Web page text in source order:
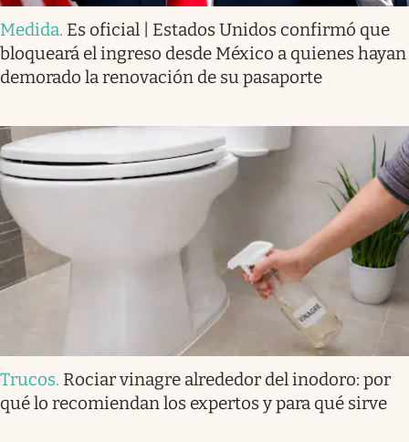
Medida. Es oficial | Estados Unidos confirmó que
bloqueará el ingreso desde México a quienes hayan
demorado la renovación de su pasaporte
Trucos. Rociar vinagre alrededor del inodoro: por
qué lo recomiendan los expertos y para qué sirve